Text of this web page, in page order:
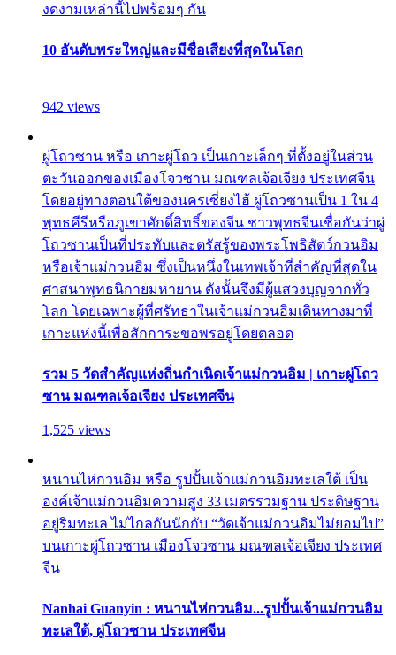
งดงามเหล่านี้ไปพร้อมๆ กัน
10 อันดับพระใหญ่และมีชื่อเสียงที่สุดในโลก
942 views
ผู่โถวซาน หรือ เกาะผู่โถว เป็นเกาะเล็กๆ ที่ตั้งอยู่ในส่วน
ตะวันออกของเมืองโจวซาน มณฑลเจ้อเจียง ประเทศจีน
โดยอยู่ทางตอนใต้ของนครเซี่ยงไฮ้ ผู่โถวซานเป็น 1 ใน 4
พุทธคีรีหรือภูเขาศักดิ์สิทธิ์ของจีน ชาวพุทธจีนเชื่อกันว่าผู่
โถวซานเป็นที่ประทับและตรัสรู้ของพระโพธิสัตว์กวนอิม
หรือเจ้าแม่กวนอิม ซึ่งเป็นหนึ่งในเทพเจ้าที่สำคัญที่สุดใน
ศาสนาพุทธนิกายมหายาน ดังนั้นจึงมีผู้แสวงบุญจากทั่ว
โลก โดยเฉพาะผู้ที่ศรัทธาในเจ้าแม่กวนอิมเดินทางมาที่
เกาะแห่งนี้เพื่อสักการะขอพรอยู่โดยตลอด
รวม 5 วัดสำคัญแห่งถิ่นกำเนิดเจ้าแม่กวนอิม | เกาะผู่โถว
ซาน มณฑลเจ้อเจียง ประเทศจีน
1,525 views
หนานไห่กวนอิม หรือ รูปปั้นเจ้าแม่กวนอิมทะเลใต้ เป็น
องค์เจ้าแม่กวนอิมความสูง 33 เมตรรวมฐาน ประดิษฐาน
อยู่ริมทะเล ไม่ไกลกันนักกับ “วัดเจ้าแม่กวนอิมไม่ยอมไป”
บนเกาะผู่โถวซาน เมืองโจวซาน มณฑลเจ้อเจียง ประเทศ
จีน
Nanhai Guanyin : หนานไห่กวนอิม...รูปปั้นเจ้าแม่กวนอิม
ทะเลใต้, ผู่โถวซาน ประเทศจีน